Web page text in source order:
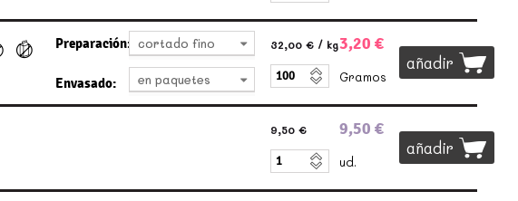
Preparación:
Envasado:
cortado fino
en paquetes
32,00 € / kg3,20 €
Gramos
añadir
9,50 € 9,50 €
ud.
añadir